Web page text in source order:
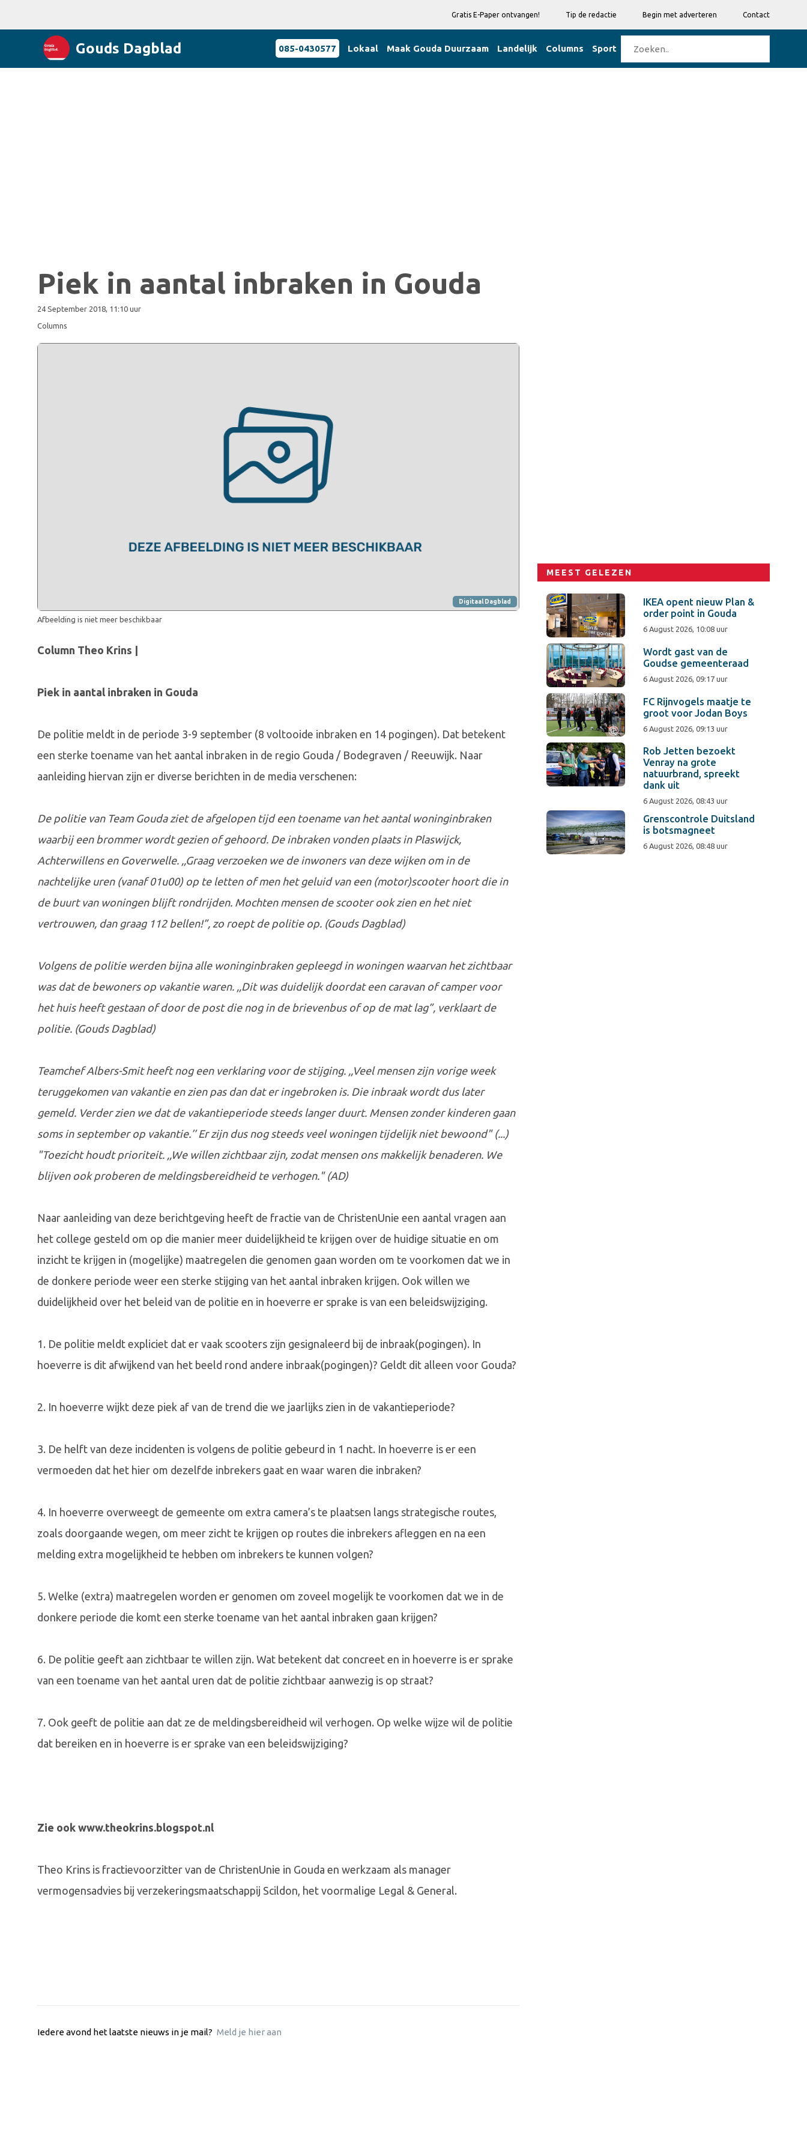
Gratis E-Paper ontvangen! Tip de redactie Begin met adverteren Contact
Gouds Dagblad 085-0430577 Lokaal Maak Gouda Duurzaam Landelijk Columns Sport
Piek in aantal inbraken in Gouda
24 September 2018, 11:10 uur
Columns
Digitaal Dagblad
Afbeelding is niet meer beschikbaar
Column Theo Krins |
Piek in aantal inbraken in Gouda
De politie meldt in de periode 3-9 september (8 voltooide inbraken en 14 pogingen). Dat betekent
een sterke toename van het aantal inbraken in de regio Gouda / Bodegraven / Reeuwijk. Naar
aanleiding hiervan zijn er diverse berichten in de media verschenen:
De politie van Team Gouda ziet de afgelopen tijd een toename van het aantal woninginbraken
waarbij een brommer wordt gezien of gehoord. De inbraken vonden plaats in Plaswijck,
Achterwillens en Goverwelle. ,,Graag verzoeken we de inwoners van deze wijken om in de
nachtelijke uren (vanaf 01u00) op te letten of men het geluid van een (motor)scooter hoort die in
de buurt van woningen blijft rondrijden. Mochten mensen de scooter ook zien en het niet
vertrouwen, dan graag 112 bellen!”, zo roept de politie op. (Gouds Dagblad)
Volgens de politie werden bijna alle woninginbraken gepleegd in woningen waarvan het zichtbaar
was dat de bewoners op vakantie waren. ,,Dit was duidelijk doordat een caravan of camper voor
het huis heeft gestaan of door de post die nog in de brievenbus of op de mat lag”, verklaart de
politie. (Gouds Dagblad)
Teamchef Albers-Smit heeft nog een verklaring voor de stijging. ,,Veel mensen zijn vorige week
teruggekomen van vakantie en zien pas dan dat er ingebroken is. Die inbraak wordt dus later
gemeld. Verder zien we dat de vakantieperiode steeds langer duurt. Mensen zonder kinderen gaan
soms in september op vakantie.’’ Er zijn dus nog steeds veel woningen tijdelijk niet bewoond" (...)
"Toezicht houdt prioriteit. ,,We willen zichtbaar zijn, zodat mensen ons makkelijk benaderen. We
blijven ook proberen de meldingsbereidheid te verhogen." (AD)
Naar aanleiding van deze berichtgeving heeft de fractie van de ChristenUnie een aantal vragen aan
het college gesteld om op die manier meer duidelijkheid te krijgen over de huidige situatie en om
inzicht te krijgen in (mogelijke) maatregelen die genomen gaan worden om te voorkomen dat we in
de donkere periode weer een sterke stijging van het aantal inbraken krijgen. Ook willen we
duidelijkheid over het beleid van de politie en in hoeverre er sprake is van een beleidswijziging.
1. De politie meldt expliciet dat er vaak scooters zijn gesignaleerd bij de inbraak(pogingen). In
hoeverre is dit afwijkend van het beeld rond andere inbraak(pogingen)? Geldt dit alleen voor Gouda?
2. In hoeverre wijkt deze piek af van de trend die we jaarlijks zien in de vakantieperiode?
3. De helft van deze incidenten is volgens de politie gebeurd in 1 nacht. In hoeverre is er een
vermoeden dat het hier om dezelfde inbrekers gaat en waar waren die inbraken?
4. In hoeverre overweegt de gemeente om extra camera’s te plaatsen langs strategische routes,
zoals doorgaande wegen, om meer zicht te krijgen op routes die inbrekers afleggen en na een
melding extra mogelijkheid te hebben om inbrekers te kunnen volgen?
5. Welke (extra) maatregelen worden er genomen om zoveel mogelijk te voorkomen dat we in de
donkere periode die komt een sterke toename van het aantal inbraken gaan krijgen?
6. De politie geeft aan zichtbaar te willen zijn. Wat betekent dat concreet en in hoeverre is er sprake
van een toename van het aantal uren dat de politie zichtbaar aanwezig is op straat?
7. Ook geeft de politie aan dat ze de meldingsbereidheid wil verhogen. Op welke wijze wil de politie
dat bereiken en in hoeverre is er sprake van een beleidswijziging?
Zie ook www.theokrins.blogspot.nl
Theo Krins is fractievoorzitter van de ChristenUnie in Gouda en werkzaam als manager
vermogensadvies bij verzekeringsmaatschappij Scildon, het voormalige Legal & General.
Iedere avond het laatste nieuws in je mail? Meld je hier aan
MEEST GELEZEN
IKEA opent nieuw Plan &
order point in Gouda
6 August 2026, 10:08 uur
Wordt gast van de
Goudse gemeenteraad
6 August 2026, 09:17 uur
FC Rijnvogels maatje te
groot voor Jodan Boys
6 August 2026, 09:13 uur
Rob Jetten bezoekt
Venray na grote
natuurbrand, spreekt
dank uit
6 August 2026, 08:43 uur
Grenscontrole Duitsland
is botsmagneet
6 August 2026, 08:48 uur